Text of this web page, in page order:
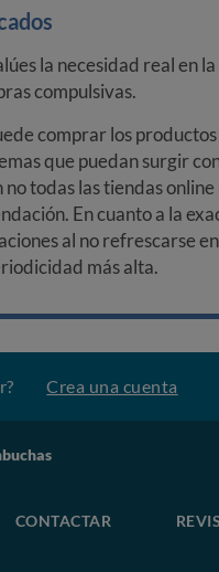
la necesidad real en
compulsivas.
comprar los
que puedan surgir
todas las tiendas
En cuanto a la
al no refrescarse
más alta.
Crea una cuenta
CONTACTAR